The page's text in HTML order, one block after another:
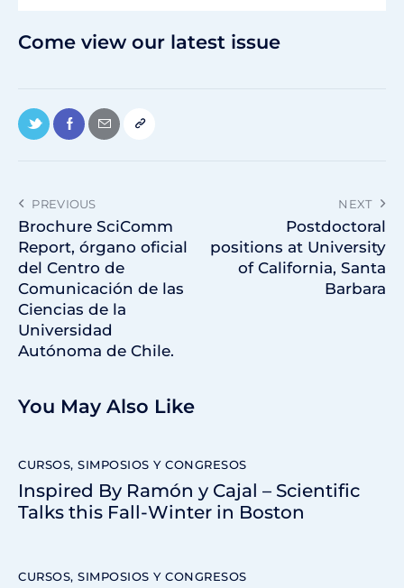
Come view our latest issue
PREVIOUS
Brochure SciComm
Report, órgano oficial
del Centro de
Comunicación de las
Ciencias de la
Universidad
Autónoma de Chile.
NEXT
Postdoctoral
positions at University
of California, Santa
Barbara
You May Also Like
CURSOS, SIMPOSIOS Y CONGRESOS
Inspired By Ramón y Cajal – Scientific
Talks this Fall-Winter in Boston
CURSOS, SIMPOSIOS Y CONGRESOS